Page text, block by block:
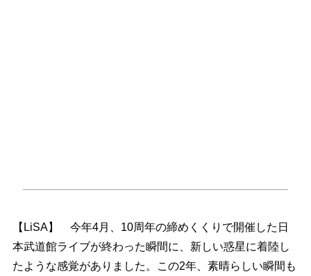
【LiSA】 今年4月、10周年の締めくくりで開催した日
本武道館ライブが終わった瞬間に、新しい惑星に着陸し
たような感覚がありました。この2年、素晴らしい瞬間も